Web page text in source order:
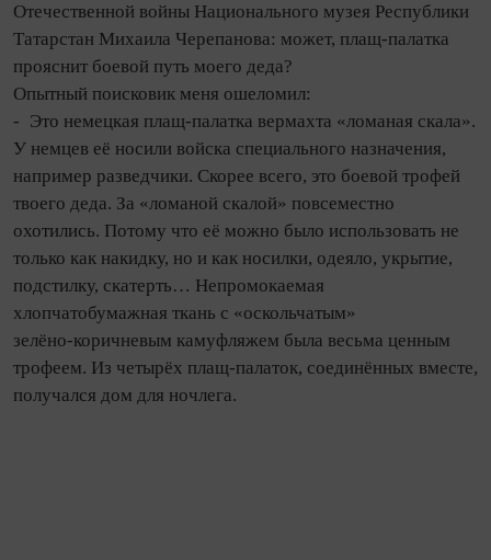
Отечественной войны Национального музея Республики
Татарстан Михаила Черепанова: может, плащ‑палатка
прояснит боевой путь моего деда?
Опытный поисковик меня ошеломил:
- Это немецкая плащ‑палатка вермахта «ломаная скала».
У немцев её носили войска специального назначения,
например разведчики. Скорее всего, это боевой трофей
твоего деда. За «ломаной скалой» повсеместно
охотились. Потому что её можно было использовать не
только как накидку, но и как носилки, одеяло, укрытие,
подстилку, скатерть… Непромокаемая
хлопчатобумажная ткань с «оскольчатым»
зелёно‑коричневым камуфляжем была весьма ценным
трофеем. Из четырёх плащ‑палаток, соединённых вместе,
получался дом для ночлега.